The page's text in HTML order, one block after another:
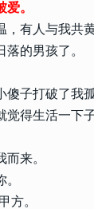
。
，有人与我共
的男孩了。
子打破了我
觉得生活一下
来。
方。